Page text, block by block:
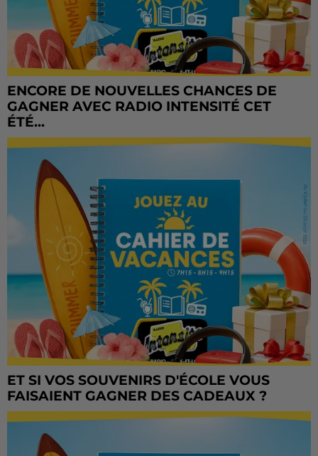
ENCORE DE NOUVELLES CHANCES DE
GAGNER AVEC RADIO INTENSITÉ CET
ÉTÉ...
ET SI VOS SOUVENIRS D'ÉCOLE VOUS
FAISAIENT GAGNER DES CADEAUX ?